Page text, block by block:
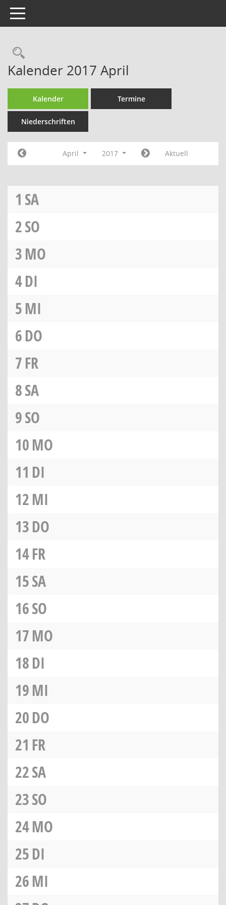
Toggle navigation
Rechercheauswahl
Kalender 2017 April
Kalender Termine
Niederschriften
April 2017 Aktuell
1 SA
2SO
3MO
4DI
5MI
6DO
7FR
8SA
9SO
10MO
11 DI
12MI
13DO
14FR
15SA
16SO
17MO
18DI
19MI
20DO
21 FR
22SA
23SO
24MO
25DI
26MI